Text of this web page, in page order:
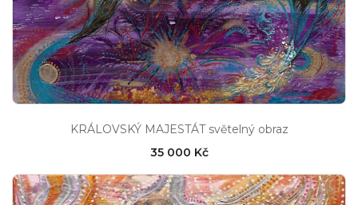
KRÁLOVSKÝ MAJESTÁT světelný obraz
35 000 Kč